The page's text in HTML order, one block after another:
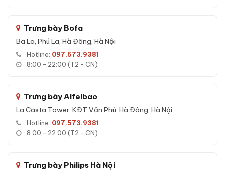
Tính năng Két sắt nhập khẩu Bofa BJ-
80LJ 5 phương thức mở khóa Face ID App
5 phương thức mở khóa:
Vân tay:Cảm biến sinh trắc học, lưu 100 vân tay.
Mật mã điện tử: Mật mã ảo chống nhìn trộm
Khóa cơ: Chìa dự phòng khi mất điện.
Bảo mật nâng cao:
Trưng bày Bofa
Ba La, Phú La, Hà Đông, Hà Nội
Hotline: 097.573.9381
8:00 - 22:00 (T2 - CN)
Trưng bày Aifeibao
La Casta Tower, KĐT Văn Phú, Hà Đông, Hà Nội
Hotline: 097.573.9381
8:00 - 22:00 (T2 - CN)
Trưng bày Philips Hà Nội